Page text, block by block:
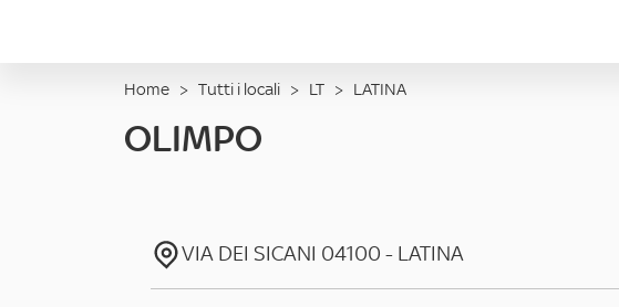
Home > Tutti i locali > LT > LATINA
OLIMPO
VIA DEI SICANI 04100 - LATINA